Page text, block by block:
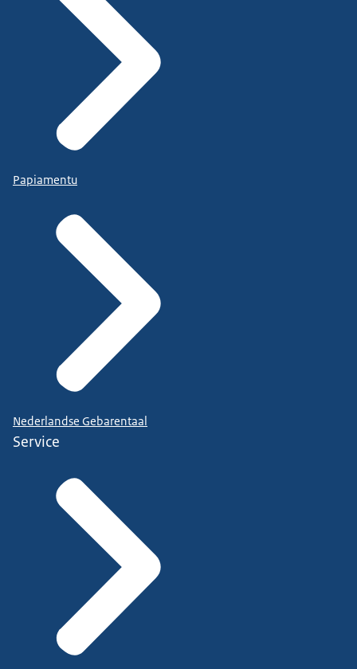
Papiamentu
Nederlandse Gebarentaal
Service